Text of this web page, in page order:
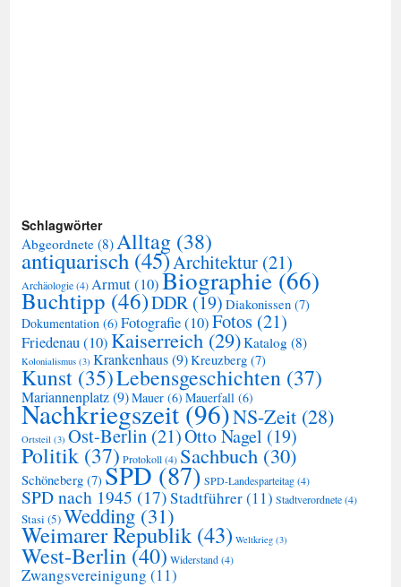
Schlagwörter
Abgeordnete (8)Alltag (38)
antiquarisch (45)Architektur (21)
Archäologie(4)Armut(10)Biographie(66)
Buchtipp (46)DDR (19) Diakonissen (7)
Dokumentation (6) Fotografie(10)Fotos (21)
Friedenau(10)Kaiserreich(29)Katalog (8)
Kolonialismus (3) Krankenhaus(9)Kreuzberg (7)
Kunst (35)Lebensgeschichten (37)
Mariannenplatz(9)Mauer (6) Mauerfall (6)
Nachkriegszeit(96)NS-Zeit (28)
Ortsteil (3) Ost-Berlin (21)Otto Nagel (19)
Politik (37) Protokoll(4) Sachbuch (30)
Schöneberg (7) SPD(87) SPD-Landesparteitag(4)
SPD nach 1945 (17)Stadtführer(11) Stadtverordnete(4)
Stasi (5)Wedding (31)
Weimarer Republik(43) Weltkrieg (3)
West-Berlin (40) Widerstand(4)
Zwangsvereinigung (11)